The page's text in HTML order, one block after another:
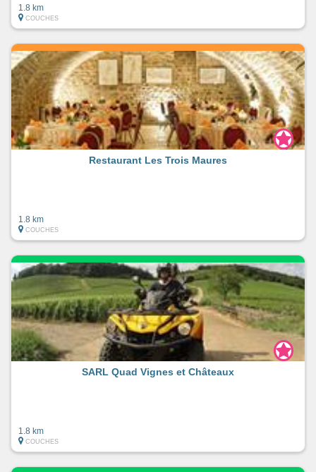
1.8 km
COUCHES
Restaurant Les Trois Maures
1.8 km
COUCHES
SARL Quad Vignes et Châteaux
1.8 km
COUCHES